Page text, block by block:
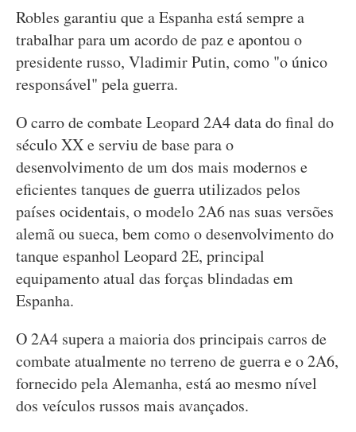
Robles garantiu que a Espanha está sempre a
trabalhar para um acordo de paz e apontou o
presidente russo, Vladimir Putin, como "o único
responsável" pela guerra.
O carro de combate Leopard 2A4 data do final do
século XX e serviu de base para o
desenvolvimento de um dos mais modernos e
eficientes tanques de guerra utilizados pelos
países ocidentais, o modelo 2A6 nas suas versões
alemã ou sueca, bem como o desenvolvimento do
tanque espanhol Leopard 2E, principal
equipamento atual das forças blindadas em
Espanha.
O 2A4 supera a maioria dos principais carros de
combate atualmente no terreno de guerra e o 2A6,
fornecido pela Alemanha, está ao mesmo nível
dos veículos russos mais avançados.